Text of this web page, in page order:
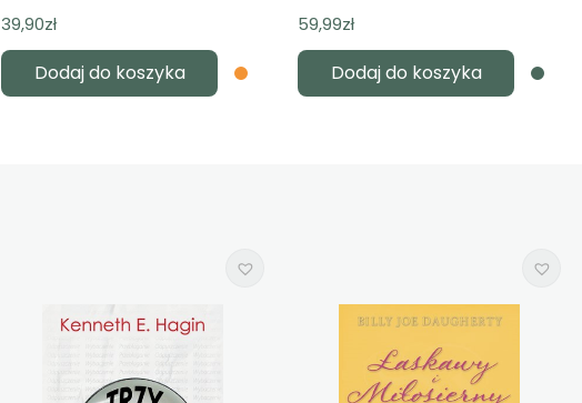
39,90zł
Dodaj do koszyka
59,99zł
Dodaj do koszyka